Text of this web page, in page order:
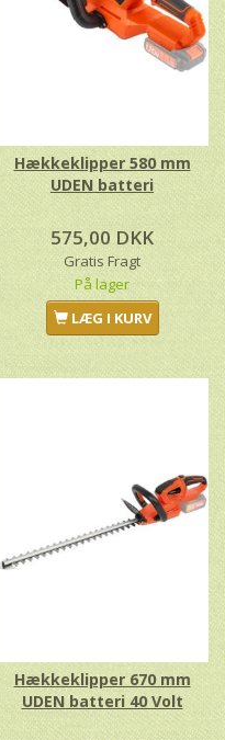
Hækkeklipper 580 mm
UDEN batteri
575,00 DKK
Gratis Fragt
På lager
LÆG I KURV
Hækkeklipper 670 mm
UDEN batteri 40 Volt